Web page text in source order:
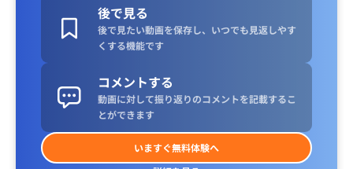
後で見る
後で見たい動画を保存し、いつでも見返しやす
くする機能です
コメントする
動画に対して振り返りのコメントを記載するこ
とができます
いますぐ無料体験へ